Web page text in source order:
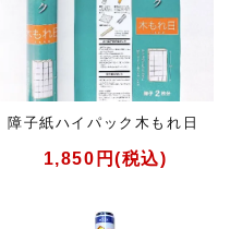
障子紙ハイパック木もれ日
1,850円(税込)